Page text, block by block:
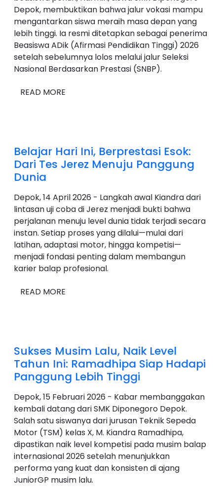
Depok, membuktikan bahwa jalur vokasi mampu
mengantarkan siswa meraih masa depan yang
lebih tinggi. Ia resmi ditetapkan sebagai penerima
Beasiswa ADik (Afirmasi Pendidikan Tinggi) 2026
setelah sebelumnya lolos melalui jalur Seleksi
Nasional Berdasarkan Prestasi (SNBP).
READ MORE
Belajar Hari Ini, Berprestasi Esok:
Dari Tes Jerez Menuju Panggung
Dunia
Depok, 14 April 2026 - Langkah awal Kiandra dari
lintasan uji coba di Jerez menjadi bukti bahwa
perjalanan menuju level dunia tidak terjadi secara
instan. Setiap proses yang dilalui—mulai dari
latihan, adaptasi motor, hingga kompetisi—
menjadi fondasi penting dalam membangun
karier balap profesional.
READ MORE
Sukses Musim Lalu, Naik Level
Tahun Ini: Ramadhipa Siap Hadapi
Panggung Lebih Tinggi
Depok, 15 Februari 2026 - Kabar membanggakan
kembali datang dari SMK Diponegoro Depok.
Salah satu siswanya dari jurusan Teknik Sepeda
Motor (TSM) kelas X, M. Kiandra Ramadhipa,
dipastikan naik level kompetisi pada musim balap
internasional 2026 setelah menunjukkan
performa yang kuat dan konsisten di ajang
JuniorGP musim lalu.